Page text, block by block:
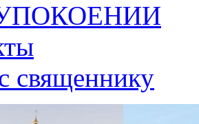
священнику